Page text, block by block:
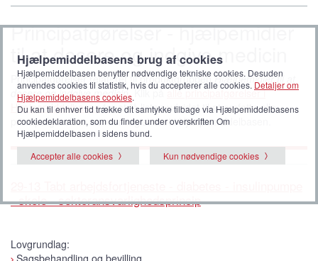
Principafgørelser - hjælpemidler
til at dosere og indgive medicin
Principafgørelser relateret til produktgruppenHjælpemidler til at
dosere og indgive medicin. Klik påalle principafgørelser i
Hjælpemiddelbasenfor at få listen udvidet til at omfatte alle
principafgørelser, som er registreret i Hjælpemiddelbasen.
- skole - sektoransvarlighedsprincip
Lovgrundlag:
Sagsbehandling og bevilling
Hjælpemiddelbasens brug af cookies
Hjælpemiddelbasen benytter nødvendige tekniske cookies. Desuden
anvendes cookies til statistik, hvis du accepterer alle cookies. Detaljer om
Hjælpemiddelbasens cookies.
Du kan til enhver tid trække dit samtykke tilbage via Hjælpemiddelbasens
cookiedeklaration, som du finder under overskriften Om
Hjælpemiddelbasen i sidens bund.
Accepter alle cookies
Kun nødvendige cookies